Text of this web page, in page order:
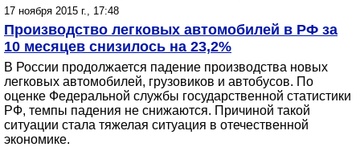
17 ноября 2015 г., 17:48
Производство легковых автомобилей в РФ за
10 месяцев снизилось на 23,2%
В России продолжается падение производства новых
легковых автомобилей, грузовиков и автобусов. По
оценке Федеральной службы государственной статистики
РФ, темпы падения не снижаются. Причиной такой
ситуации стала тяжелая ситуация в отечественной
экономике.